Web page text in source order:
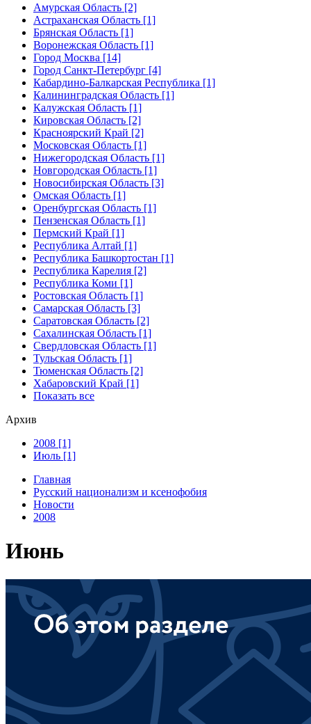
Амурская Область [2]
Астраханская Область [1]
Брянская Область [1]
Воронежская Область [1]
Город Москва [14]
Город Санкт-Петербург [4]
Кабардино-Балкарская Республика [1]
Калининградская Область [1]
Калужская Область [1]
Кировская Область [2]
Красноярский Край [2]
Московская Область [1]
Нижегородская Область [1]
Новгородская Область [1]
Новосибирская Область [3]
Омская Область [1]
Оренбургская Область [1]
Пензенская Область [1]
Пермский Край [1]
Республика Алтай [1]
Республика Башкортостан [1]
Республика Карелия [2]
Республика Коми [1]
Ростовская Область [1]
Самарская Область [3]
Саратовская Область [2]
Сахалинская Область [1]
Свердловская Область [1]
Тульская Область [1]
Тюменская Область [2]
Хабаровский Край [1]
Показать все
Архив
2008 [1]
Июль [1]
Главная
Русский национализм и ксенофобия
Новости
2008
Июнь